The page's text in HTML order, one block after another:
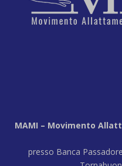
MAMI – Movimento
presso Banca